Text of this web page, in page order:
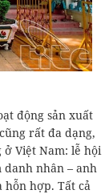
động sản xuất
rất đa dạng,
Việt Nam: lễ hội
nhân – anh
hỗn hợp. Tất cả